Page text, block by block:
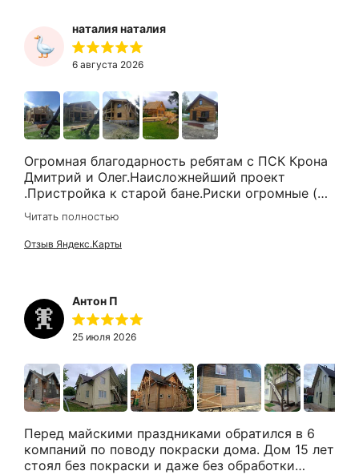
наталия наталия
6 августа 2026
Огромная благодарность ребятам с ПСК Крона
Дмитрий и Олег.Наисложнейший проект
.Пристройка к старой бане.Риски огромные (
усадки, развенцовка и т.д) Никто не
брался.Только Дмитрий через 12
итерацией,согласований и споров
бригада - два Дмитрия старший и младший и
бригадир Александр.Работали с утра до ночи
быстро аккуратно без проблем вообще.Муж (
Рекомендую Удач вам !! Спасибо за реализацию
моей мечты!
Читать полностью
Отзыв Яндекс.Карты
Антон П
25 июля 2026
Перед майскими праздниками обратился в 6
компаний по поводу покраски дома. Дом 15 лет
стоял без покраски и даже без обработки